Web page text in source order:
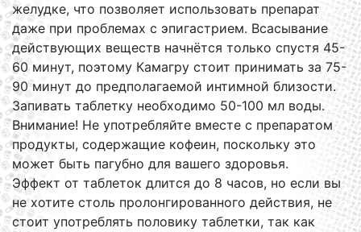
желудке, что позволяет использовать препарат
даже при проблемах с эпигастрием. Всасывание
действующих веществ начнётся только спустя 45-
60 минут, поэтому Камагру стоит принимать за 75-
90 минут до предполагаемой интимной близости.
Запивать таблетку необходимо 50-100 мл воды.
Внимание! Не употребляйте вместе с препаратом
продукты, содержащие кофеин, поскольку это
может быть пагубно для вашего здоровья.
Эффект от таблеток длится до 8 часов, но если вы
не хотите столь пролонгированного действия, не
стоит употреблять половику таблетки, так как